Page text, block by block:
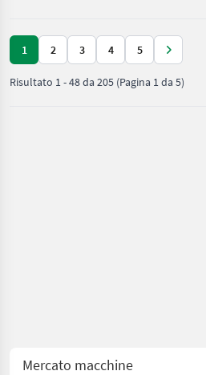
1 2 3 4 5
Risultato 1-48da 205 (Pagina 1 da 5)
Mercato macchine